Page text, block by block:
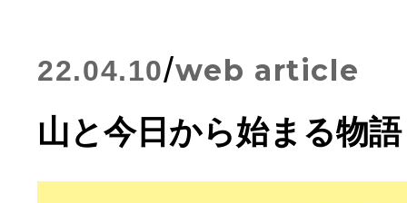
22.04.10/web article
山と今日から始まる物